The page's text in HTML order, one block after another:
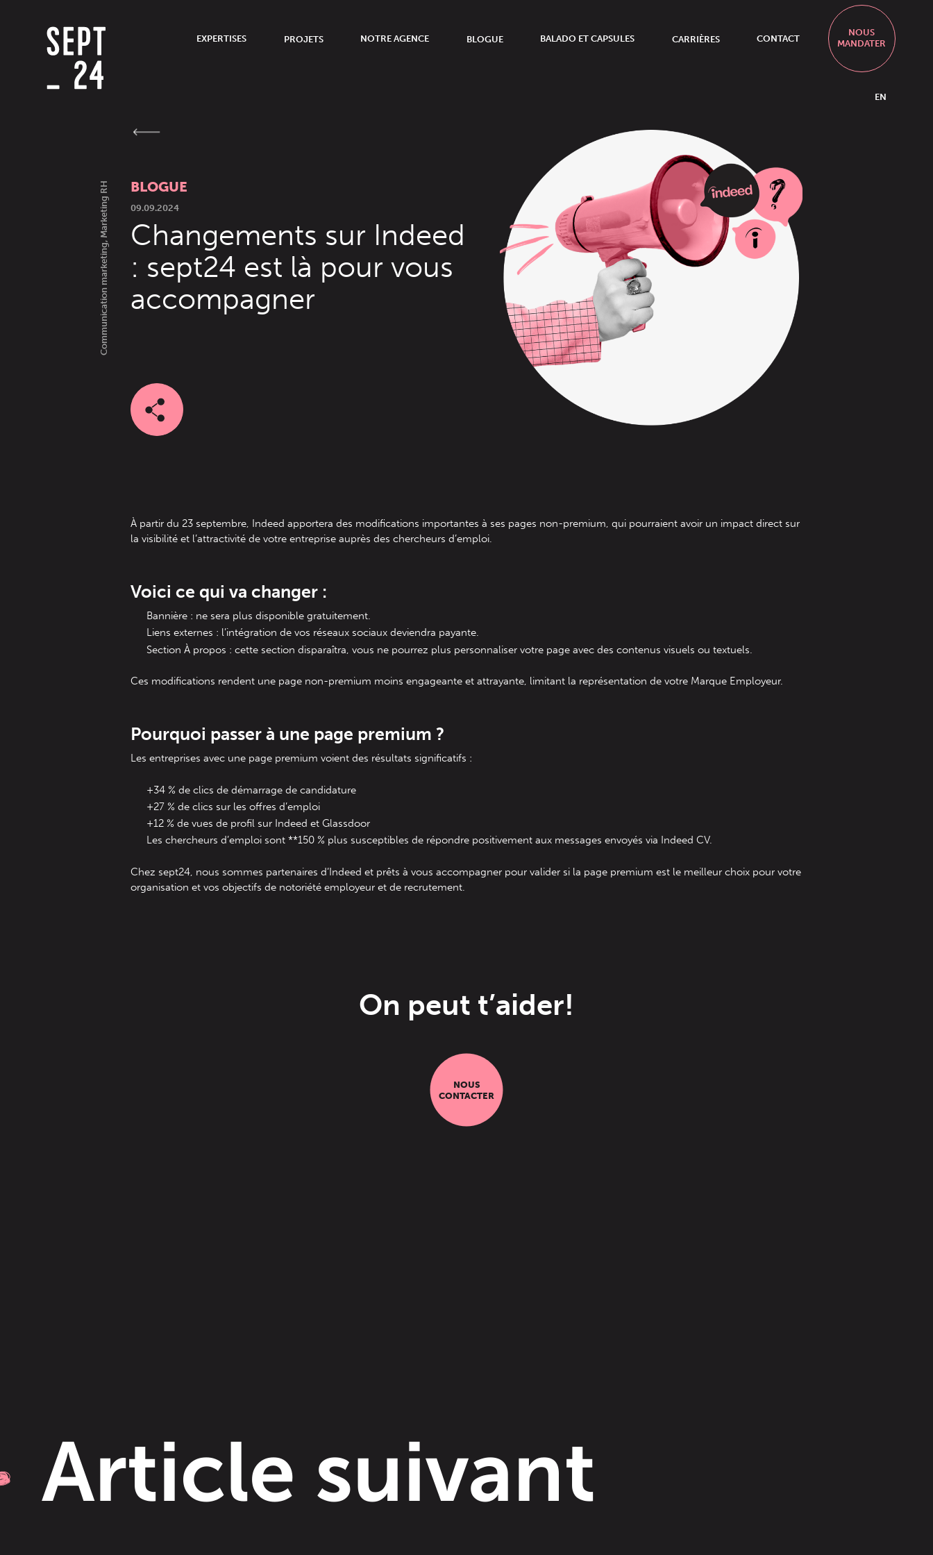
EXPERTISES PROJETS NOTRE AGENCE BLOGUE BALADO ET CAPSULES CARRIÈRES CONTACT
NOUS
MANDATER
EN
Communication marketing, Marketing RH BLOGUE
09.09.2024
Changements sur Indeed
: sept24 est là pour vous
accompagner
À partir du 23 septembre, Indeed apportera des modifications importantes à ses pages non-premium, qui pourraient avoir un impact direct sur
la visibilité et l’attractivité de votre entreprise auprès des chercheurs d’emploi.
Voici ce qui va changer :
Bannière : ne sera plus disponible gratuitement.
Liens externes : l’intégration de vos réseaux sociaux deviendra payante.
Section À propos : cette section disparaîtra, vous ne pourrez plus personnaliser votre page avec des contenus visuels ou textuels.
Ces modifications rendent une page non-premium moins engageante et attrayante, limitant la représentation de votre Marque Employeur.
Pourquoi passer à une page premium ?
Les entreprises avec une page premium voient des résultats significatifs :
+34 % de clics de démarrage de candidature
+27 % de clics sur les offres d’emploi
+12 % de vues de profil sur Indeed et Glassdoor
Les chercheurs d’emploi sont **150 % plus susceptibles de répondre positivement aux messages envoyés via Indeed CV.
Chez sept24, nous sommes partenaires d’Indeed et prêts à vous accompagner pour valider si la page premium est le meilleur choix pour votre
organisation et vos objectifs de notoriété employeur et de recrutement.
On peut t’aider!
NOUS
CONTACTER
Article suivant